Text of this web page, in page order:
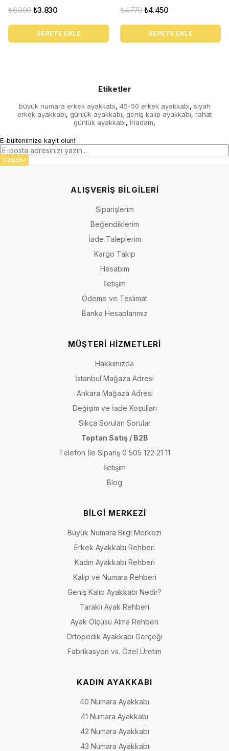
₺3.830
₺6.300
SEPETE EKLE
₺4.450
₺4.770
SEPETE EKLE
Etiketler
büyük numara erkek ayakkabı, 45-50 erkek ayakkabı, siyah
erkek ayakkabı, günlük ayakkabı, geniş kalıp ayakkabı, rahat
günlük ayakkabı, İriadam,
E-bültenimize kayıt olun!
Gönder
ALIŞVERİŞ BİLGİLERİ
Siparişlerim
Beğendiklerim
İade Taleplerim
Kargo Takip
Hesabım
İletişim
Ödeme ve Teslimat
Banka Hesaplarımız
MÜŞTERİ HİZMETLERİ
Hakkımızda
İstanbul Mağaza Adresi
Ankara Mağaza Adresi
Değişim ve İade Koşulları
Sıkça Sorulan Sorular
Toptan Satış / B2B
Telefon İle Sipariş 0 505 122 21 11
İletişim
Blog
BİLGİ MERKEZİ
Büyük Numara Bilgi Merkezi
Erkek Ayakkabı Rehberi
Kadın Ayakkabı Rehberi
Kalıp ve Numara Rehberi
Geniş Kalıp Ayakkabı Nedir?
Taraklı Ayak Rehberi
Ayak Ölçüsü Alma Rehberi
Ortopedik Ayakkabı Gerçeği
Fabrikasyon vs. Özel Üretim
KADIN AYAKKABI
40 Numara Ayakkabı
41 Numara Ayakkabı
42 Numara Ayakkabı
43 Numara Ayakkabı